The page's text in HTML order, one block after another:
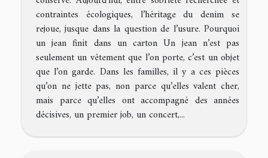
contraintes écologiques, l’héritage du denim se
rejoue, jusque dans la question de l’usure. Pourquoi
un jean finit dans un carton Un jean n’est pas
seulement un vêtement que l’on porte, c’est un objet
que l’on garde. Dans les familles, il y a ces pièces
qu’on ne jette pas, non parce qu’elles valent cher,
mais parce qu’elles ont accompagné des années
décisives, un premier job, un concert,...